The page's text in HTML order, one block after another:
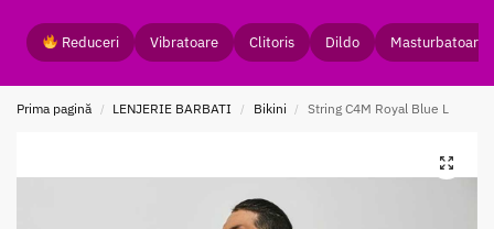
Reduceri Vibratoare Clitoris Dildo Masturbatoare
Prima pagină / LENJERIE BARBATI / Bikini / String C4M Royal Blue L